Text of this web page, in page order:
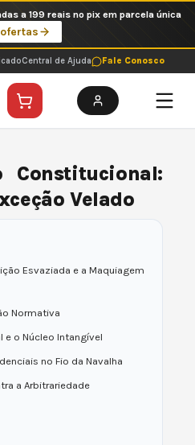
a 199 reais no pix em parcela única
Central de Ajuda Fale Conosco
Constitucional:
Velado
Esvaziada e a Maquiagem
Normativa
e o Núcleo Intangível
no Fio da Navalha
a Arbitrariedade